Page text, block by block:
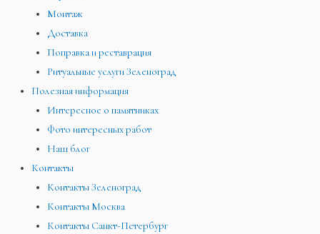
Монтаж
Доставка
Поправка и реставрация
Ритуальные услуги Зеленоград
Полезная информация
Интересное о памятниках
Фото интересных работ
Наш блог
Контакты
Контакты Зеленоград
Контакты Москва
Контакты Санкт-Петербург